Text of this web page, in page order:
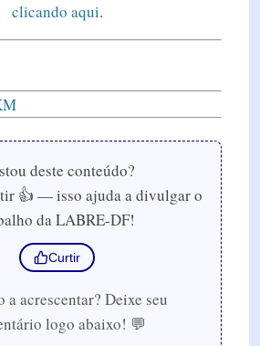
clicando aqui.
deste conteúdo?
👍 — isso ajuda a divulgar o
da LABRE-DF!
Curtir
a acrescentar? Deixe seu
logo abaixo! 💬